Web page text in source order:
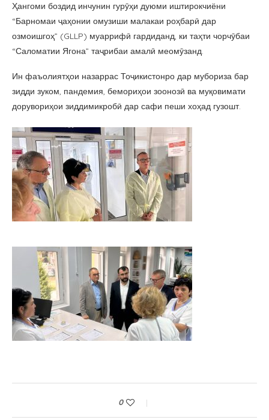
Ҳангоми боздид инчунин гурӯҳи дуюми иштирокчиёни
“Барномаи ҷаҳонии омузиши малакаи роҳбарӣ дар
озмоишгоҳ” (GLLP) муаррифӣ гардиданд, ки таҳти чорчӯбаи
“Саломатии Ягона” таҷрибаи амалӣ меомӯзанд.
Ин фаъолиятҳои назаррас Тоҷикистонро дар мубориза бар
зидди зуком, пандемия, бемориҳои зоонозӣ ва муқовимати
дорувориҳои зиддимикробӣ дар сафи пеши хоҳад гузошт.
0